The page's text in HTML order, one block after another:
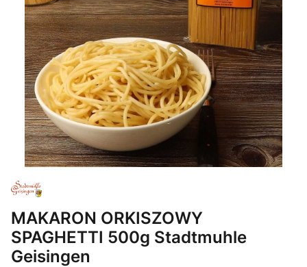
MAKARON ORKISZOWY
SPAGHETTI 500g Stadtmuhle
Geisingen